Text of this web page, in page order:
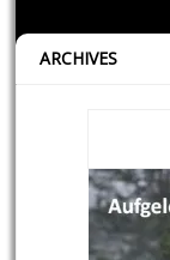
ARCHIVES